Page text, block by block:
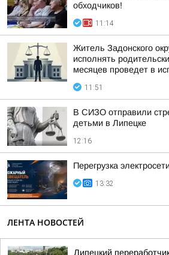
обходчиков!
11:14
Житель Задонского
исполнять
месяцев проведет в
11:51
В СИЗО отправили
детьми в Липецке
12:16
Перегрузка
13:32
ЛЕНТА НОВОСТЕЙ
Липецкий